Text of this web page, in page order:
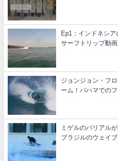
Ep1：インドネシ
サーフトリップ動画
ジョンジョン・フ
ーム！バハマでの
ミゲルのバリアル
ブラジルのウェイ